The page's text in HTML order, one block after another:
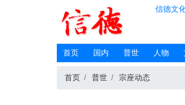
信德文
首页 国内 普世 人物
首页 普世 宗座动态